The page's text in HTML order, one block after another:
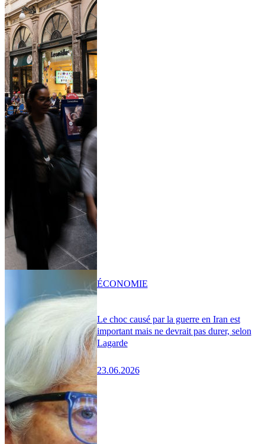
Le choc causé par la guerre en Iran est
important mais ne devrait pas durer, selon
Lagarde
23.06.2026
ÉCONOMIE